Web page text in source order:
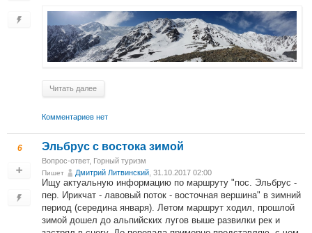
Читать далее
Комментариев нет
6 Эльбрус с востока зимой
Вопрос-ответ, Горный туризм
Пишет Дмитрий Литвинский , 31.10.2017 02:00
Ищу актуальную информацию по маршруту "пос. Эльбрус -
пер. Ирикчат - лавовый поток - восточная вершина" в зимний
период (середина января). Летом маршрут ходил, прошлой
зимой дошел до альпийских лугов выше развилки рек и